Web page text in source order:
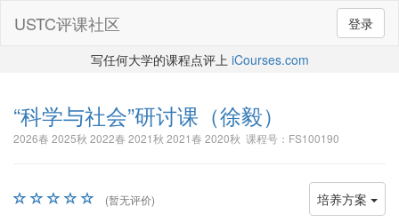
登录
USTC评课社区
写任何大学的课程点评上 iCourses.com
“科学与社会”研讨课 （徐毅）
2026春 2025秋 2022春 2021秋 2021春 2020秋 课程号：FS100190
培养方案
(暂无评价)